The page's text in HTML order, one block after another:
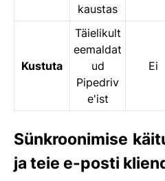
kaustas
Kustuta
Täielikult
eemaldat
ud
Pipedriv
e'ist
Ei
Sünkroonimise
ja teie e-posti